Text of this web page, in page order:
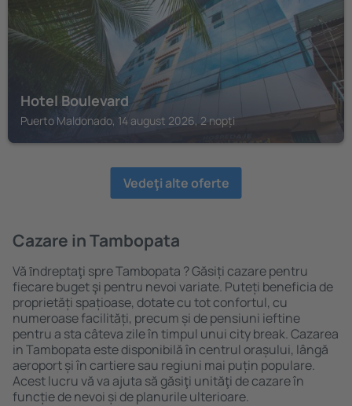
Hotel Boulevard
Puerto Maldonado, 14 august 2026, 2 nopți
Vedeţi alte oferte
Cazare in Tambopata
Vă ȋndreptaţi spre Tambopata ? Găsiți cazare pentru
fiecare buget şi pentru nevoi variate. Puteți beneficia de
proprietăți spațioase, dotate cu tot confortul, cu
numeroase facilități, precum și de pensiuni ieftine
pentru a sta câteva zile în timpul unui city break. Cazarea
in Tambopata este disponibilă în centrul orașului, lângă
aeroport și în cartiere sau regiuni mai puțin populare.
Acest lucru vă va ajuta să găsiţi unităţi de cazare în
funcție de nevoi și de planurile ulterioare.